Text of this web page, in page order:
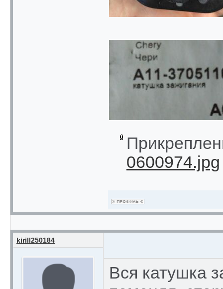
0600974.jpg
kirill250184
Вся катушка